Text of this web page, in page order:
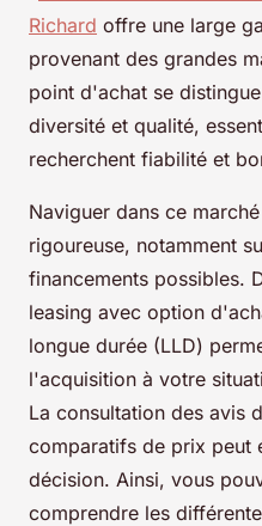
Richard offre une large
provenant des grandes
point d'achat se
diversité et qualité,
recherchent fiabilité et
Naviguer dans ce
rigoureuse, notamment
financements possibles.
leasing avec option
longue durée (LLD)
l'acquisition à votre
La consultation des avis
comparatifs de prix peut
décision. Ainsi, vous
comprendre les